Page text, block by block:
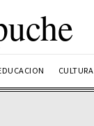
CULTURA